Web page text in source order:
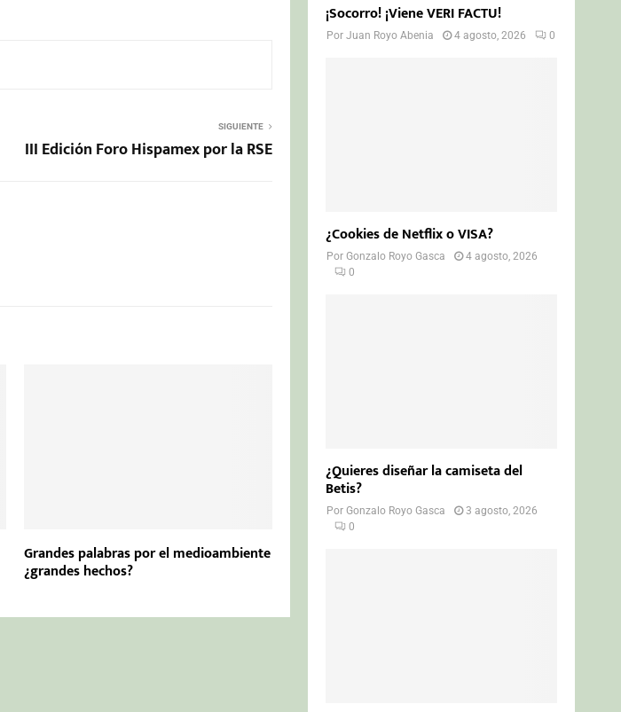
SIGUIENTE
III Edición Foro Hispamex por la RSE
Grandes palabras por el medioambiente
¿grandes hechos?
¡Socorro! ¡Viene VERI FACTU!
PorJuan Royo Abenia 4 agosto, 2026 0
¿Cookies de Netflix o VISA?
PorGonzalo Royo Gasca
4 agosto, 2026
0
¿Quieres diseñar la camiseta del
Betis?
PorGonzalo Royo Gasca
3 agosto, 2026
0